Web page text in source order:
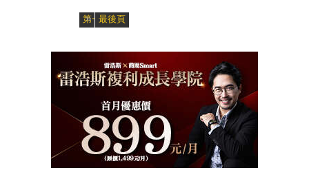
第一頁 «
» 最後頁